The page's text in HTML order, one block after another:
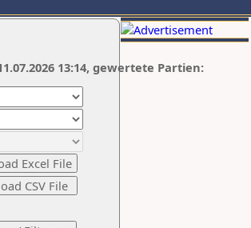
13:14, gewertete Partien: